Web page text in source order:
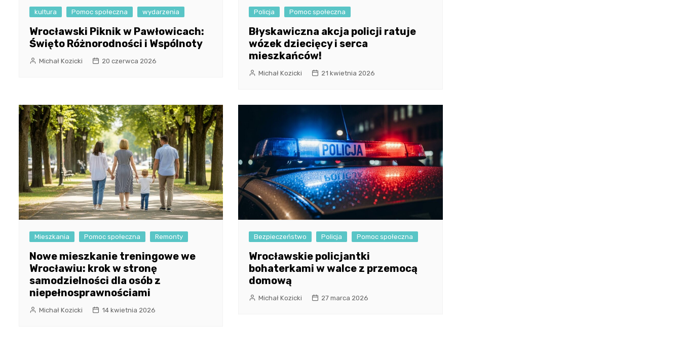
kultura Pomoc społeczna wydarzenia
Wrocławski Piknik w Pawłowicach:
Święto Różnorodności i Wspólnoty
Michał Kozicki 20 czerwca 2026
Policja Pomoc społeczna
Błyskawiczna akcja policji ratuje
wózek dziecięcy i serca
mieszkańców!
Michał Kozicki 21 kwietnia 2026
Mieszkania Pomoc społeczna Remonty
Nowe mieszkanie treningowe we
Wrocławiu: krok w stronę
samodzielności dla osób z
niepełnosprawnościami
Michał Kozicki 14 kwietnia 2026
Bezpieczeństwo Policja Pomoc społeczna
Wrocławskie policjantki
bohaterkami w walce z przemocą
domową
Michał Kozicki 27 marca 2026